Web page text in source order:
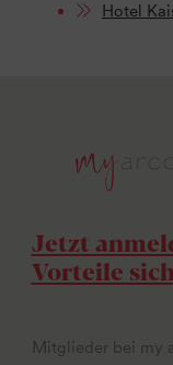
Hotel
Jetzt
Vorteile
Mitglieder bei my